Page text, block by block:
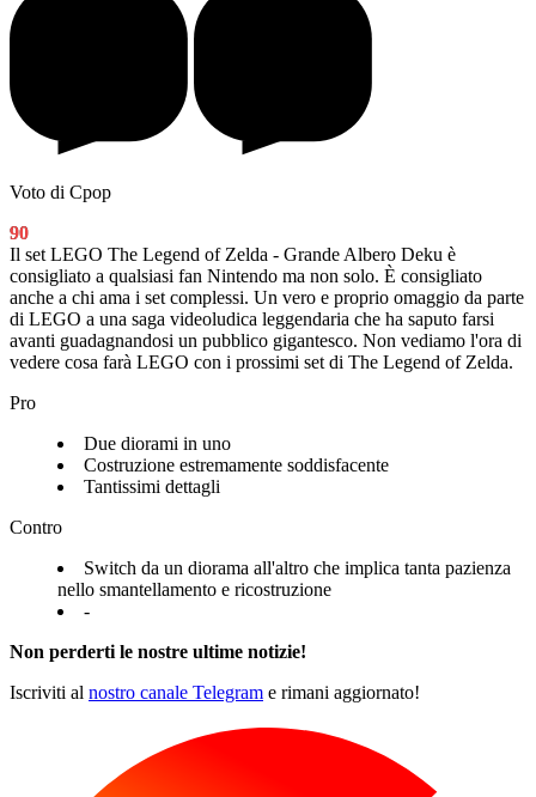
Voto di Cpop
90
Il set LEGO The Legend of Zelda - Grande Albero Deku è
consigliato a qualsiasi fan Nintendo ma non solo. È consigliato
anche a chi ama i set complessi. Un vero e proprio omaggio da parte
di LEGO a una saga videoludica leggendaria che ha saputo farsi
avanti guadagnandosi un pubblico gigantesco. Non vediamo l'ora di
vedere cosa farà LEGO con i prossimi set di The Legend of Zelda.
Pro
Due diorami in uno
Costruzione estremamente soddisfacente
Tantissimi dettagli
Contro
Switch da un diorama all'altro che implica tanta pazienza
nello smantellamento e ricostruzione
-
Non perderti le nostre ultime notizie!
Iscriviti al nostro canale Telegram e rimani aggiornato!